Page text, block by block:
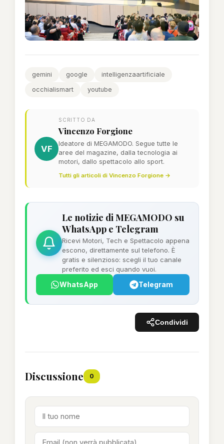
gemini google
intelligenzaartificiale
occhialismart
youtube
VF
SCRITTO DA
Vincenzo Forgione
Ideatore di MEGAMODO. Segue tutte le
aree del magazine, dalla tecnologia ai
motori, dallo spettacolo allo sport.
Tutti gli articoli di Vincenzo Forgione →
Le notizie di MEGAMODO su
WhatsApp e Telegram
Ricevi Motori, Tech e Spettacolo appena
escono, direttamente sul telefono. È
gratis e silenzioso: scegli il tuo canale
preferito ed esci quando vuoi.
WhatsApp Telegram
Condividi
Discussione 0